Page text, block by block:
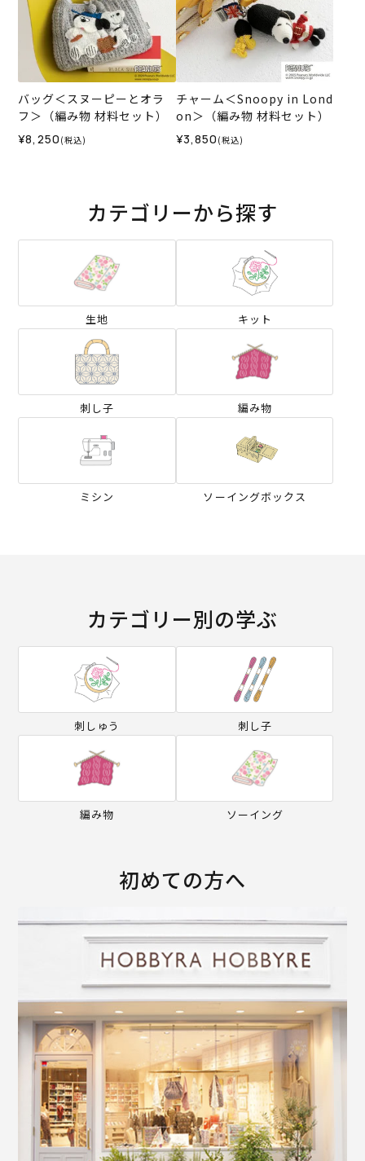
バッグ＜スヌーピーとオラ
フ＞（編み物 材料セット）
¥8,250 (税込)
チャーム＜Snoopy in Lond
on＞（編み物 材料セット）
¥3,850 (税込)
カテゴリーから探す
生地 キット
刺し子 編み物
ミシン ソーイングボックス
カテゴリー別の学ぶ
刺しゅう 刺し子
編み物 ソーイング
初めての方へ